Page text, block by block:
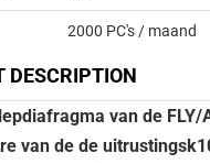
2000 PC's / maand
DESCRIPTION
van de FLY/
van de de